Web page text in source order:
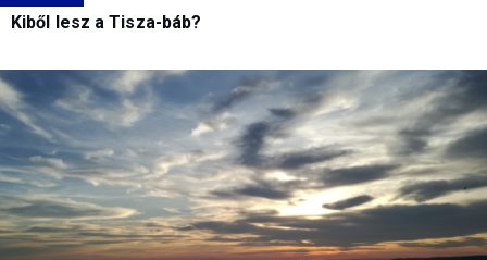
Kiből lesz a Tisza-báb?